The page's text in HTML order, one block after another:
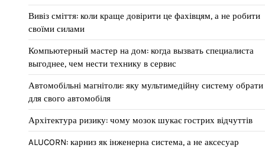
Вивіз сміття: коли краще довірити це фахівцям, а не робити
своїми силами
Компьютерный мастер на дом: когда вызвать специалиста
выгоднее, чем нести технику в сервис
Автомобільні магнітоли: яку мультимедійну систему обрати
для свого автомобіля
Архітектура ризику: чому мозок шукає гострих відчуттів
ALUCORN: карниз як інженерна система, а не аксесуар